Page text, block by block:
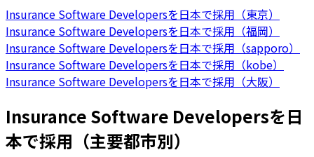
Insurance Software Developersを日本で採用（東京）
Insurance Software Developersを日本で採用（福岡）
Insurance Software Developersを日本で採用（sapporo）
Insurance Software Developersを日本で採用（kobe）
Insurance Software Developersを日本で採用（大阪）
Insurance Software Developersを日
本で採用（主要都市別）